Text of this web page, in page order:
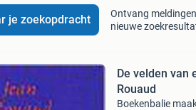
je zoekopdracht
Ontvang
nieuwe
De velden van
Rouaud
Boekenbalie